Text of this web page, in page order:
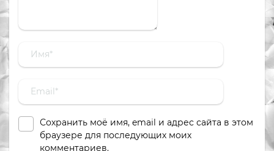
Сохранить моё имя, email и адрес сайта в этом
браузере для последующих моих
комментариев.